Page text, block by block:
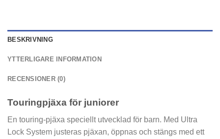
BESKRIVNING
YTTERLIGARE INFORMATION
RECENSIONER (0)
Touringpjäxa för juniorer
En touring-pjäxa speciellt utvecklad för barn. Med Ultra
Lock System justeras pjäxan, öppnas och stängs med ett